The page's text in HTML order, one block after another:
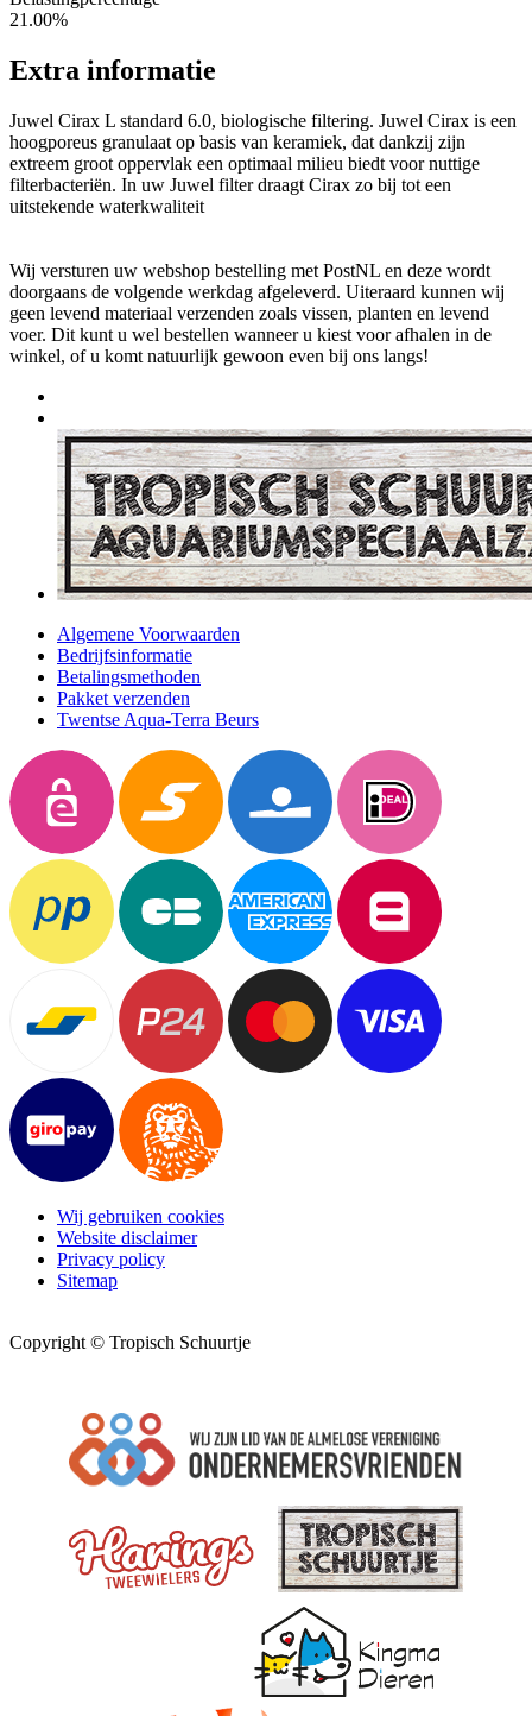
21.00%
Extra informatie
Juwel Cirax L standard 6.0, biologische filtering. Juwel Cirax is een
hoogporeus granulaat op basis van keramiek, dat dankzij zijn
extreem groot oppervlak een optimaal milieu biedt voor nuttige
filterbacteriën. In uw Juwel filter draagt Cirax zo bij tot een
uitstekende waterkwaliteit
Wij versturen uw webshop bestelling met PostNL en deze wordt
doorgaans de volgende werkdag afgeleverd. Uiteraard kunnen wij
geen levend materiaal verzenden zoals vissen, planten en levend
voer. Dit kunt u wel bestellen wanneer u kiest voor afhalen in de
winkel, of u komt natuurlijk gewoon even bij ons langs!
Algemene Voorwaarden
Bedrijfsinformatie
Betalingsmethoden
Pakket verzenden
Twentse Aqua-Terra Beurs
Wij gebruiken cookies
Website disclaimer
Privacy policy
Sitemap
Copyright © Tropisch Schuurtje